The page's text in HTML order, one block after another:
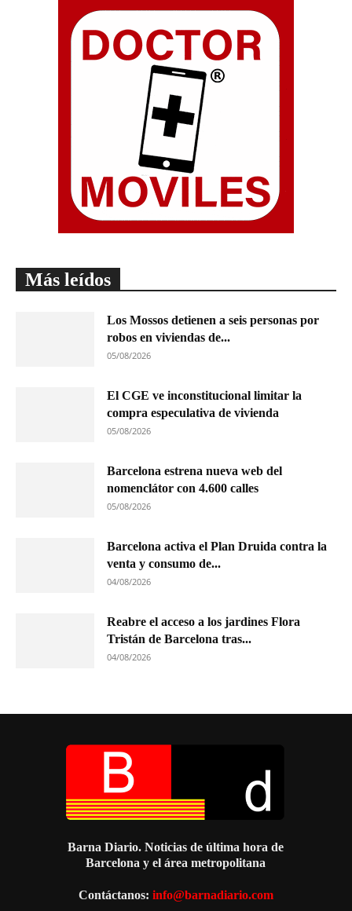
Más leídos
Los Mossos detienen a seis personas por
robos en viviendas de...
05/08/2026
El CGE ve inconstitucional limitar la
compra especulativa de vivienda
05/08/2026
Barcelona estrena nueva web del
nomenclátor con 4.600 calles
05/08/2026
Barcelona activa el Plan Druida contra la
venta y consumo de...
04/08/2026
Reabre el acceso a los jardines Flora
Tristán de Barcelona tras...
04/08/2026
Barna Diario. Noticias de última hora de
Barcelona y el área metropolitana
Contáctanos: info@barnadiario.com